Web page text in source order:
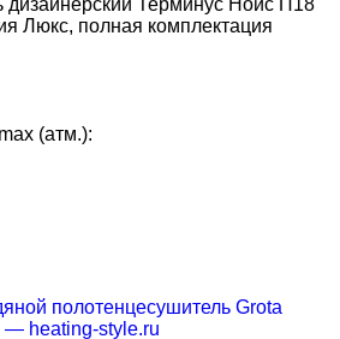
дизайнерский Терминус Нойс П18
Люкс, полная комплектация
(атм.):